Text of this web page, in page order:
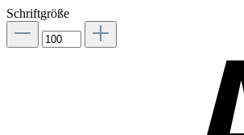
Schriftgröße